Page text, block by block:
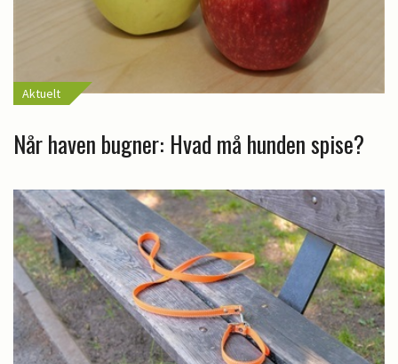
Aktuelt
Når haven bugner: Hvad må hunden spise?